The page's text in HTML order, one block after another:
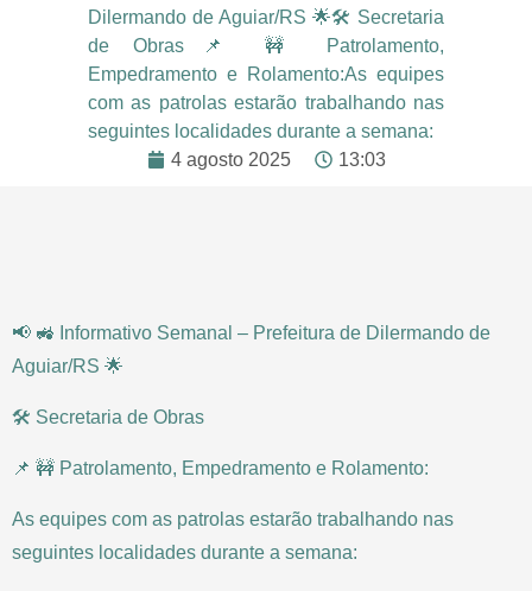
Dilermando de Aguiar/RS 🌟🛠️ Secretaria
de Obras📌 🚧 Patrolamento,
Empedramento e Rolamento:As equipes
com as patrolas estarão trabalhando nas
seguintes localidades durante a semana:
4 agosto 2025
13:03
📢 🚜 Informativo Semanal – Prefeitura de Dilermando de
Aguiar/RS 🌟
🛠️ Secretaria de Obras
📌 🚧 Patrolamento, Empedramento e Rolamento:
As equipes com as patrolas estarão trabalhando nas
seguintes localidades durante a semana: